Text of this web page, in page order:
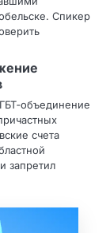
Спикер
счета
запретил